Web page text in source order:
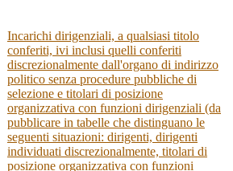
Incarichi dirigenziali, a qualsiasi titolo
conferiti, ivi inclusi quelli conferiti
discrezionalmente dall'organo di indirizzo
politico senza procedure pubbliche di
selezione e titolari di posizione
organizzativa con funzioni dirigenziali (da
pubblicare in tabelle che distinguano le
seguenti situazioni: dirigenti, dirigenti
individuati discrezionalmente, titolari di
posizione organizzativa con funzioni